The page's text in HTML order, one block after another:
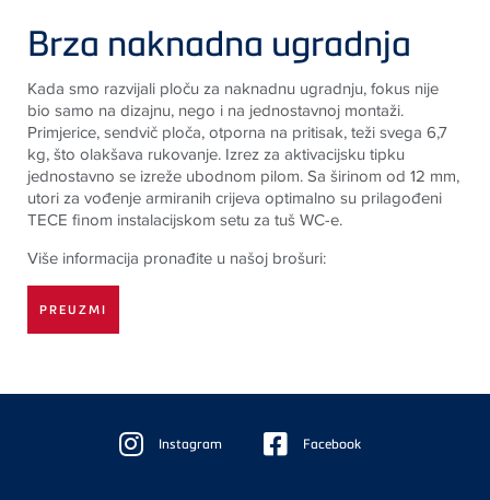
Brza naknadna ugradnja
Kada smo razvijali ploču za naknadnu ugradnju, fokus nije
bio samo na dizajnu, nego i na jednostavnoj montaži.
Primjerice, sendvič ploča, otporna na pritisak, teži svega 6,7
kg, što olakšava rukovanje. Izrez za aktivacijsku tipku
jednostavno se izreže ubodnom pilom. Sa širinom od 12 mm,
utori za vođenje armiranih crijeva optimalno su prilagođeni
TECE finom instalacijskom setu za tuš WC-e.
Više informacija pronađite u našoj brošuri:
PREUZMI
Instagram Facebook